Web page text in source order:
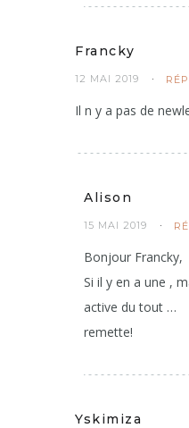
Francky
12 MAI 2019
Il n y a pas de
Alison
15 MAI 2019
Bonjour Francky,
Si il y en a une ,
active du tout …
remette!
Yskimiza